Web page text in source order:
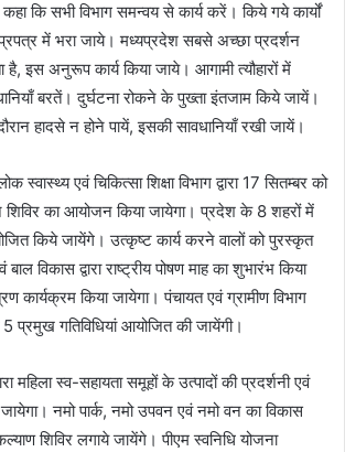
कि सभी विभाग समन्वय से कार्य करें। किये गये कार्यों
प्रपत्र में भरा जाये। मध्यप्रदेश सबसे अच्छा प्रदर्शन
इस अनुरूप कार्य किया जाये। आगामी त्यौहारों में
बरतें। दुर्घटना रोकने के पुख्ता इंतजाम किये जायें।
हादसे न होने पायें, इसकी सावधानियाँ रखी जायें।
स्वास्थ्य एवं चिकित्सा शिक्षा विभाग द्वारा 17 सितम्बर को
शिविर का आयोजन किया जायेगा। प्रदेश के 8 शहरों में
किये जायेंगे। उत्कृष्ट कार्य करने वालों को पुरस्कृत
विकास द्वारा राष्ट्रीय पोषण माह का शुभारंभ किया
कार्यक्रम किया जायेगा। पंचायत एवं ग्रामीण विभाग
5 प्रमुख गतिविधियां आयोजित की जायेंगी।
महिला स्व-सहायता समूहों के उत्पादों की प्रदर्शनी एवं
नमो पार्क, नमो उपवन एवं नमो वन का विकास
शिविर लगाये जायेंगे। पीएम स्वनिधि योजना